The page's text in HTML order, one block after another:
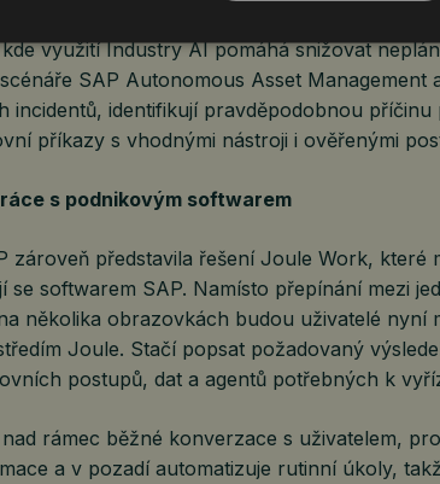
kde využití Industry AI pomáhá snižovat
SAP Autonomous Asset Management
incidentů, identifikují pravděpodobnou
příkazy s vhodnými nástroji i ověřenými
s podnikovým softwarem
zároveň představila řešení Joule Work, které
se softwarem SAP. Namísto přepínání mezi
několika obrazovkách budou uživatelé nyní
Joule. Stačí popsat požadovaný
postupů, dat a agentů potřebných k
rámec běžné konverzace s uživatelem,
a v pozadí automatizuje rutinní úkoly,